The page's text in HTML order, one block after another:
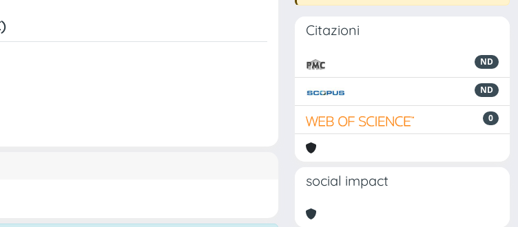
Citazioni
ND
ND
0
social impact